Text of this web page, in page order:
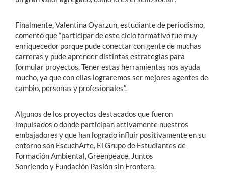
Finalmente, Valentina Oyarzun, estudiante de periodismo,
comentó que “participar de este ciclo formativo fue muy
enriquecedor porque pude conectar con gente de muchas
carreras y pude aprender distintas estrategias para
formular proyectos. Tener estas herramientas nos ayuda
mucho, ya que con ellas lograremos ser mejores agentes de
cambio, personas y profesionales”.
Algunos de los proyectos destacados que fueron
impulsados o donde participan activamente nuestros
embajadores y que han logrado influir positivamente en su
entorno son EscuchArte, El Grupo de Estudiantes de
Formación Ambiental, Greenpeace, Juntos
Sonriendo y Fundación Pasión sin Frontera.